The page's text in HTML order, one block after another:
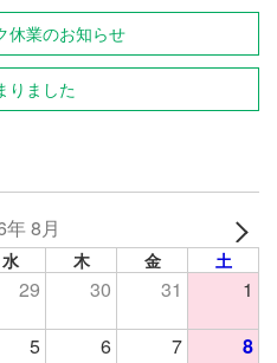
休業のお知らせ
りました
8月
水 木 金 土
29 30 31 1
5 6 7 8